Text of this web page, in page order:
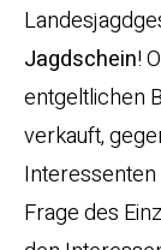
Jagdschein!
entgeltlichen
verkauft,
Interessenten
Frage des